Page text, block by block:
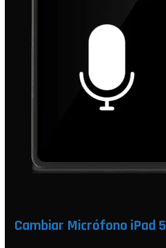
Cambiar Micrófono iPad 5